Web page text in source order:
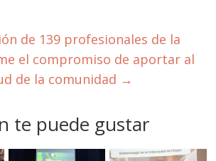
de 139 profesionales de la
el compromiso de aportar al
de la comunidad →
te puede gustar